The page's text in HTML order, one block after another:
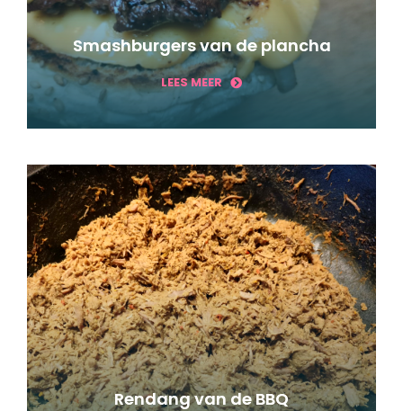
Smashburgers van de plancha
LEES MEER
Rendang van de BBQ